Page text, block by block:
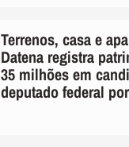
Terrenos, casa e
Datena registra
35 milhões em
deputado federal